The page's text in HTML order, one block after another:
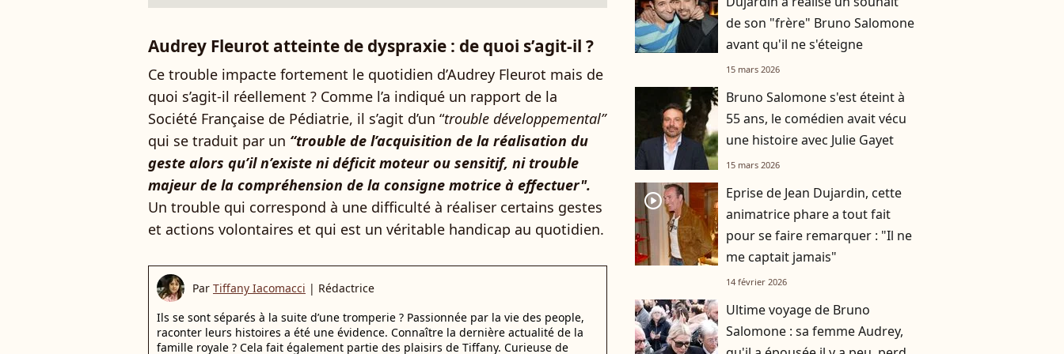
Audrey Fleurot atteinte de dyspraxie : de quoi s’agit-il ?
Ce trouble impacte fortement le quotidien d’Audrey Fleurot mais de
quoi s’agit-il réellement ? Comme l’a indiqué un rapport de la
Société Française de Pédiatrie, il s’agit d’un “trouble développemental”
qui se traduit par un “trouble de l’acquisition de la réalisation du
geste alors qu’il n’existe ni déficit moteur ou sensitif, ni trouble
majeur de la compréhension de la consigne motrice à effectuer".
Un trouble qui correspond à une difficulté à réaliser certains gestes
et actions volontaires et qui est un véritable handicap au quotidien.
Par Tiffany Iacomacci | Rédactrice
Ils se sont séparés à la suite d’une tromperie ? Passionnée par la vie des people,
raconter leurs histoires a été une évidence. Connaître la dernière actualité de la
famille royale ? Cela fait également partie des plaisirs de Tiffany. Curieuse de
de son "frère" Bruno Salomone
avant qu'il ne s'éteigne
15 mars 2026
Bruno Salomone s'est éteint à
55 ans, le comédien avait vécu
une histoire avec Julie Gayet
15 mars 2026
player2
Eprise de Jean Dujardin, cette
animatrice phare a tout fait
pour se faire remarquer : "Il ne
me captait jamais"
14 février 2026
Ultime voyage de Bruno
Salomone : sa femme Audrey,